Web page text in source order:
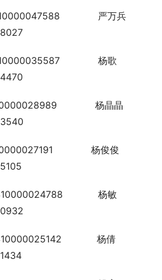
严万兵
杨歌
杨晶晶
杨俊俊
杨敏
杨倩